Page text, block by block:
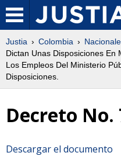
Justia Colombia
Dictan Unas Disposiciones En
Los Empleos Del Ministerio
Disposiciones.
Decreto No.
Descargar el documento